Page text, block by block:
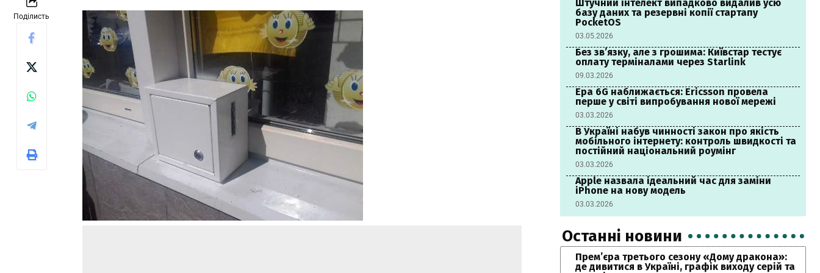
Поділисть
Штучний інтелект випадково видалив усю
базу даних та резервні копії стартапу
PocketOS
03.05.2026
Без зв’язку, але з грошима: Київстар тестує
оплату терміналами через Starlink
09.03.2026
Ера 6G наближається: Ericsson провела
перше у світі випробування нової мережі
03.03.2026
В Україні набув чинності закон про якість
мобільного інтернету: контроль швидкості та
постійний національний роумінг
03.03.2026
Apple назвала ідеальний час для заміни
iPhone на нову модель
03.03.2026
Останні новини
Прем’єра третього сезону «Дому дракона»:
де дивитися в Україні, графік виходу серій та